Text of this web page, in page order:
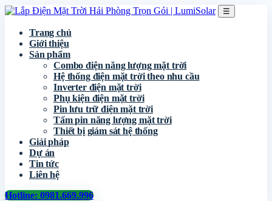
☰
Trang chủ
Giới thiệu
Sản phẩm
Combo điện năng lượng mặt trời
Hệ thống điện mặt trời theo nhu cầu
Inverter điện mặt trời
Phụ kiện điện mặt trời
Pin lưu trữ điện mặt trời
Tấm pin năng lượng mặt trời
Thiết bị giám sát hệ thống
Giải pháp
Dự án
Tin tức
Liên hệ
Hotline: 0981.669.996